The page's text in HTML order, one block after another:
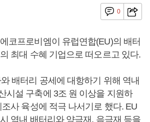
0
코프로비엠이 유럽연합(EU)의 배터
최대 수혜 기업으로 떠오르고 있다.
배터리 공세에 대항하기 위해 역내
시설 구축에 3조 원 이상을 지원하
사 육성에 적극 나서기로 했다. EU
역내 배터리와 양극재, 음극재 등을